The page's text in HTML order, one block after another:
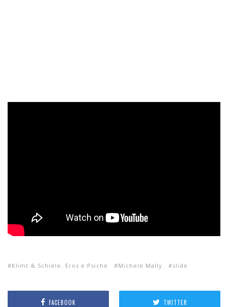
Klimt & Schiele. Eros e Psiche Michele Mally slide
FACEBOOK TWITTER